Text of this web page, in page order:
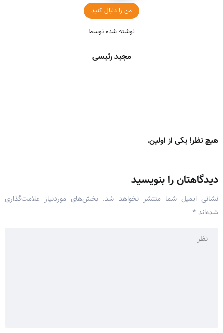
من را دنبال کنید
نوشته شده توسط
مجید رئیسی
هیچ نظر! یکی از اولین.
دیدگاهتان را بنویسید
نشانی ایمیل شما منتشر نخواهد شد. بخش‌های موردنیاز علامت‌گذاری
شده‌اند *